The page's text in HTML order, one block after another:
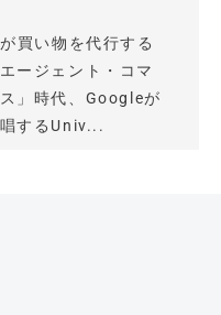
買い物を代行する
エージェント・コマ
」時代、Googleが
するUniv...